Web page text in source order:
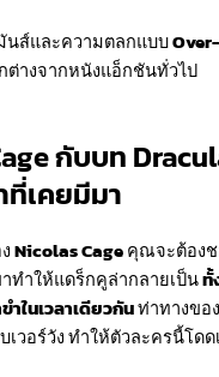
นส์และความตลกแบบ
ต่างจากหนังแอ็กชันทั่วไป
กับบท
ที่เคยมีมา
Nicolas Cageคุณจะต้อง
าทำให้แดร็กคูล่ากลายเป็นทั้
ในเวลาเดียวกันท่าทางขอ
เวอร์วัง ทำให้ตัวละครนี้โด